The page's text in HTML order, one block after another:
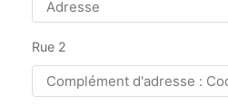
Rue 2